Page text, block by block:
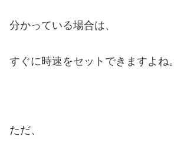
分かっている場合は、
すぐに時速をセットできますよね。
ただ、